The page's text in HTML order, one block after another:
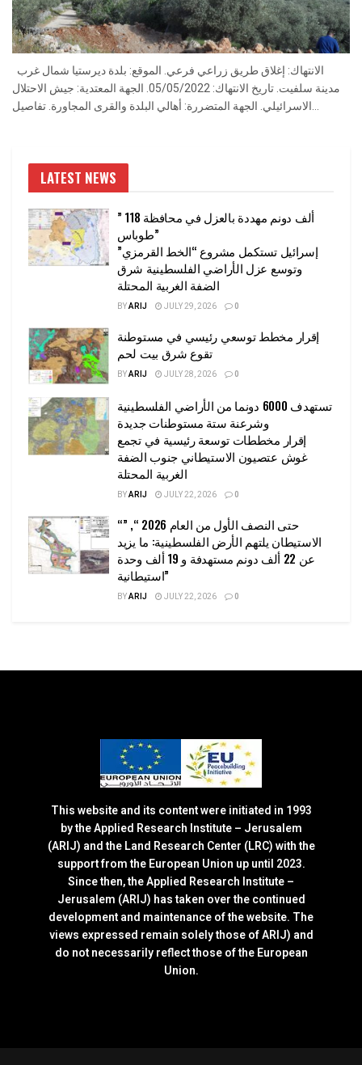
مدينة سلفيت. تاريخ الانتهاك: 05/05/2022. الجهة المعتدية: جيش الاحتلال
LATEST NEWS
” 118 ألف دونم مهددة بالعزل في محافظة
طوباس”
إسرائيل تستكمل مشروع “الخط القرمزي”
وتوسع عزل الأراضي الفلسطينية شرق
الضفة الغربية المحتلة
BYARIJ JULY 29, 2026 0
إقرار مخطط توسعي رئيسي في مستوطنة
تقوع شرق بيت لحم
BYARIJ JULY 28, 2026 0
تستهدف 6000 دونما من الأراضي الفلسطينية
وشرعنة ستة مستوطنات جديدة
إقرار مخططات توسعة رئيسية في تجمع
غوش عتصيون الاستيطاني جنوب الضفة
الغربية المحتلة
BYARIJ JULY 22, 2026 0
“حتى النصف الأول من العام 2026 “, ”
الاستيطان يلتهم الأرض الفلسطينية: ما يزيد
عن 22 ألف دونم مستهدفة و 19 ألف وحدة
استيطانية”
BYARIJ JULY 22, 2026 0
This website and its content were initiated in 1993
by the Applied Research Institute – Jerusalem
(ARIJ) and the Land Research Center (LRC) with the
support from the European Union up until 2023.
Since then, the Applied Research Institute –
Jerusalem (ARIJ) has taken over the continued
development and maintenance of the website. The
views expressed remain solely those of ARIJ) and
do not necessarily reflect those of the European
Union.